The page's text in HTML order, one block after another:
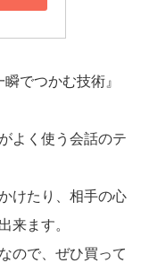
でつかむ技術』
よく使う会話のテ
けたり、相手の心
来ます。
ので、ぜひ買って